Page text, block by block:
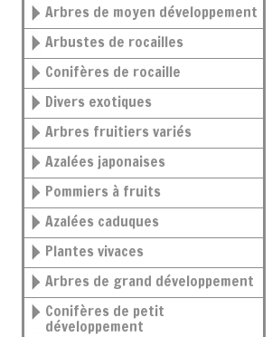
Arbres de moyen développement
Arbustes de rocailles
Conifères de rocaille
Divers exotiques
Arbres fruitiers variés
Azalées japonaises
Pommiers à fruits
Azalées caduques
Plantes vivaces
Arbres de grand développement
Conifères de petit
développement